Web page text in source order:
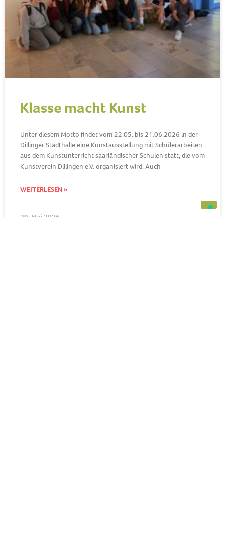
Klasse macht Kunst
Unter diesem Motto findet vom 22.05. bis 21.06.2026 in der
Dillinger Stadthalle eine Kunstausstellung mit Schülerarbeiten
aus dem Kunstunterricht saarländischer Schulen statt, die vom
Kunstverein Dillingen e.V. organisiert wird. Auch
WEITERLESEN »
29. Mai 2026